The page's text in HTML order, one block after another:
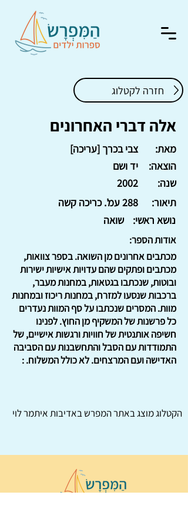
חזרה לקטלוג
אלה דברי האחרונים
צבי בכרך [עריכה]
מאת:
יד ושם
הוצאה:
2002
שנה:
288 עמ'. כריכה קשה
תיאור:
שואה
נושא ראשי:
אודות הספר:
מכתבים אחרונים מן השואה. בספר צוואות,
מכתבים ופתקים שהם עדויות אישיות ישירות
ובוטות, שנכתבו בגטאות, במחנות מעבר,
ברכבות שנסעו למזרח, במחנות ריכוז ובמחנות
מוות. המסרים שנכתבו על סף המוות נעדרים
כל פרשנות של המשקיף מן החוץ. לפנינו
חשיפה אותנטית של חוויות ורגשות אישיים, של
התמודדות עם הסבל והתחשבנות עם הסביבה
האדישה ועם המרצחים. לא כולל המשלוח. :
הקטלוג מוצג באתרהמפרשבאדיבות איתמר לוי